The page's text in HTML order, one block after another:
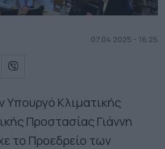
07.04.2025 - 16.25
Υπουργό Κλιματικής
Προστασίας Γιάννη
το Προεδρείο των